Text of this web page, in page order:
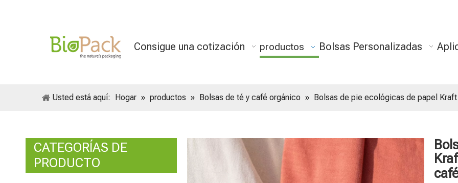
Consigue una cotización productos Bolsas Personalizadas
Usted está aquí: Hogar » productos » Bolsas de té y café orgánico » Bolsas de pie ecológicas de papel
CATEGORÍAS DE
PRODUCTO